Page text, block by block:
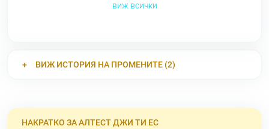
виж всички
ВИЖ ИСТОРИЯ НА ПРОМЕНИТЕ (2)
НАКРАТКО ЗА АЛТЕСТ ДЖИ ТИ ЕС